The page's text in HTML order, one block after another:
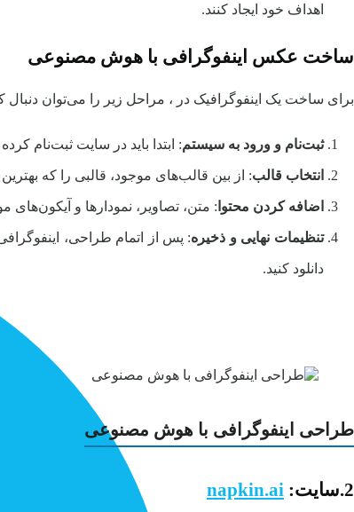
اهداف خود ایجاد کنند.
ساخت عکس اینفوگرافی با هوش مصنوعی
برای ساخت یک اینفوگرافیک در ، مراحل زیر را می‌توان دنبال
ثبت‌نام و ورود به سیستم: ابتدا باید در سایت ثبت‌نام
انتخاب قالب: از بین قالب‌های موجود، قالبی را که
اضافه کردن محتوا : متن، تصاویر، نمودارها و آیکون‌های
تنظیمات نهایی و ذخیره: پس از اتمام طراحی،
دانلود کنید.
طراحی اینفوگرافی با هوش مصنوعی
2.سایت: napkin.ai